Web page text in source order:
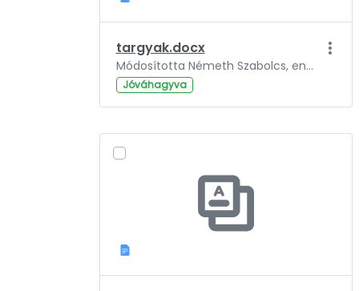
targyak.docx
Módosította Németh Szabolcs, ennyi ideje: 3 év.
Jóváhagyva